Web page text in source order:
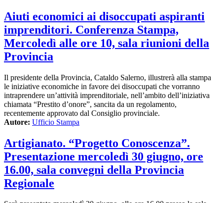
Aiuti economici ai disoccupati aspiranti
imprenditori. Conferenza Stampa,
Mercoledì alle ore 10, sala riunioni della
Provincia
Il presidente della Provincia, Cataldo Salerno, illustrerà alla stampa
le iniziative economiche in favore dei disoccupati che vorranno
intraprendere un’attività imprenditoriale, nell’ambito dell’iniziativa
chiamata “Prestito d’onore”, sancita da un regolamento,
recentemente approvato dal Consiglio provinciale.
Autore: Ufficio Stampa
Artigianato. “Progetto Conoscenza”.
Presentazione mercoledì 30 giugno, ore
16.00, sala convegni della Provincia
Regionale